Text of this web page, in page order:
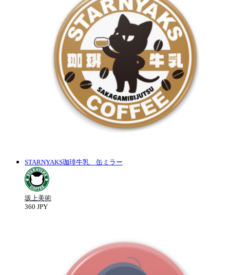
STARNYAKS珈琲牛乳 缶ミラー
坂上美術
360 JPY